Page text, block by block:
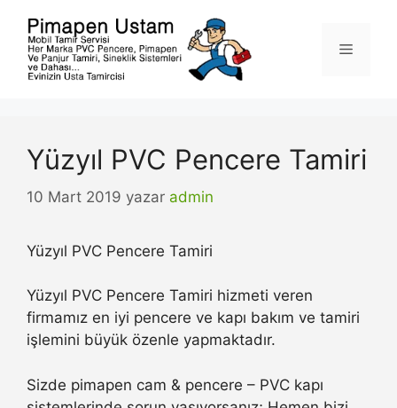
Menü
Yüzyıl PVC Pencere Tamiri
10 Mart 2019 yazar admin
Yüzyıl PVC Pencere Tamiri
Yüzyıl PVC Pencere Tamiri hizmeti veren
firmamız en iyi pencere ve kapı bakım ve tamiri
işlemini büyük özenle yapmaktadır.
Sizde pimapen cam & pencere – PVC kapı